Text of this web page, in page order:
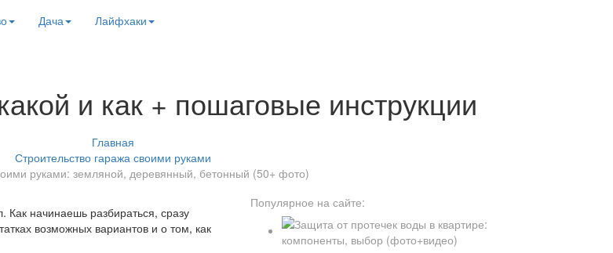
Дача Лайфхаки
и как + пошаговые инструкции
Главная
Строительство гаража своими руками
руками: земляной, деревянный, бетонный (50+ фото)
Как начинаешь разбираться, сразу
возможных вариантов и о том, как
Популярное на сайте: